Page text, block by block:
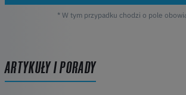
* W tym przypadku chodzi o pole
ARTYKUŁY I PORADY